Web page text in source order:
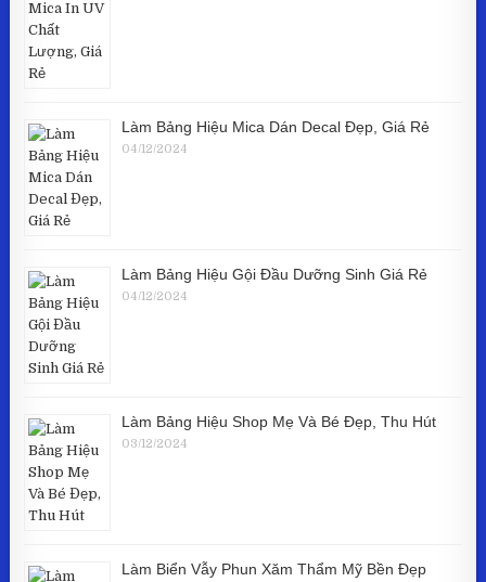
Làm Bảng Hiệu Mica Dán Decal Đẹp, Giá Rẻ
04/12/2024
Làm Bảng Hiệu Gội Đầu Dưỡng Sinh Giá Rẻ
04/12/2024
Làm Bảng Hiệu Shop Mẹ Và Bé Đẹp, Thu Hút
03/12/2024
Làm Biển Vẫy Phun Xăm Thẩm Mỹ Bền Đẹp